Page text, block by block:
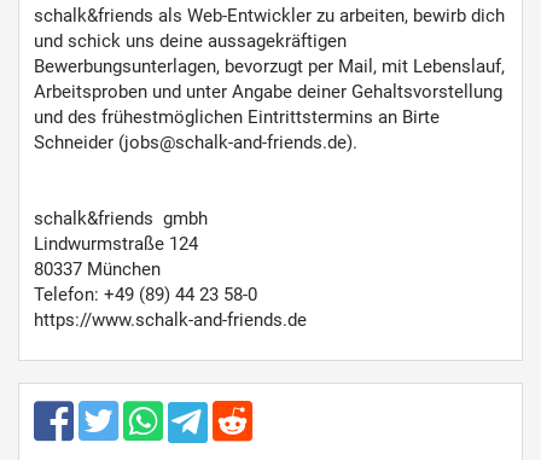
schalk&friends als Web-Entwickler zu arbeiten, bewirb dich
und schick uns deine aussagekräftigen
Bewerbungsunterlagen, bevorzugt per Mail, mit Lebenslauf,
Arbeitsproben und unter Angabe deiner Gehaltsvorstellung
und des frühestmöglichen Eintrittstermins an Birte
Schneider (jobs@schalk-and-friends.de).
schalk&friends gmbh
Lindwurmstraße 124
80337 München
Telefon: +49 (89) 44 23 58-0
https://www.schalk-and-friends.de